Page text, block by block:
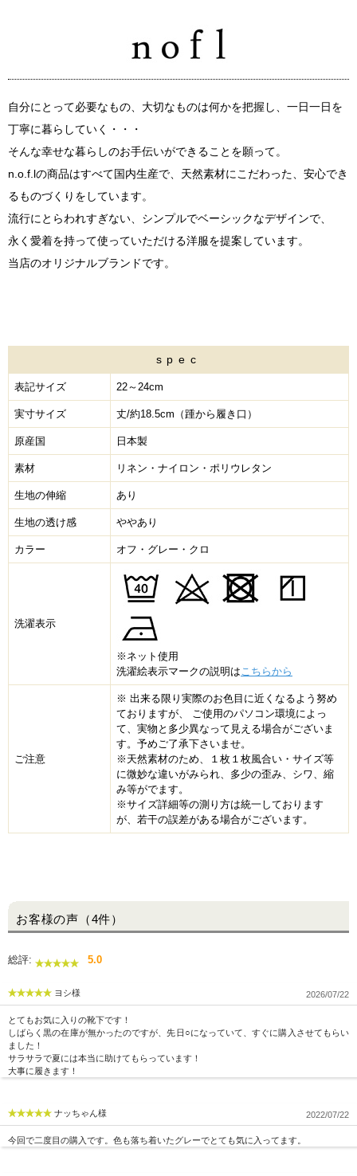
自分にとって必要なもの、大切なものは何かを把握し、一日一日を
丁寧に暮らしていく・・・
そんな幸せな暮らしのお手伝いができることを願って。
n.o.f.lの商品はすべて国内生産で、天然素材にこだわった、安心でき
るものづくりをしています。
流行にとらわれすぎない、シンプルでベーシックなデザインで、
永く愛着を持って使っていただける洋服を提案しています。
当店のオリジナルブランドです。
spec
表記サイズ 22～24cm
実寸サイズ 丈/約18.5cm（踵から履き口）
原産国 日本製
素材 リネン・ナイロン・ポリウレタン
生地の伸縮 あり
生地の透け感 ややあり
カラー オフ・グレー・クロ
洗濯表示
※ネット使用
洗濯絵表示マークの説明は こちらから
ご注意
※ 出来る限り実際のお色目に近くなるよう努め
ておりますが、 ご使用のパソコン環境によっ
て、実物と多少異なって見える場合がございま
す。予めご了承下さいませ。
※天然素材のため、１枚１枚風合い・サイズ等
に微妙な違いがみられ、多少の歪み、シワ、縮
み等がでます。
※サイズ詳細等の測り方は統一しております
が、若干の誤差がある場合がございます。
お客様の声（4件）
総評: 5.0
ヨシ様 2026/07/22
とてもお気に入りの靴下です！
しばらく黒の在庫が無かったのですが、先日○になっていて、すぐに購入させてもらい
ました！
サラサラで夏には本当に助けてもらっています！
大事に履きます！
ナッちゃん様 2022/07/22
今回で二度目の購入です。色も落ち着いたグレーでとても気に入ってます。